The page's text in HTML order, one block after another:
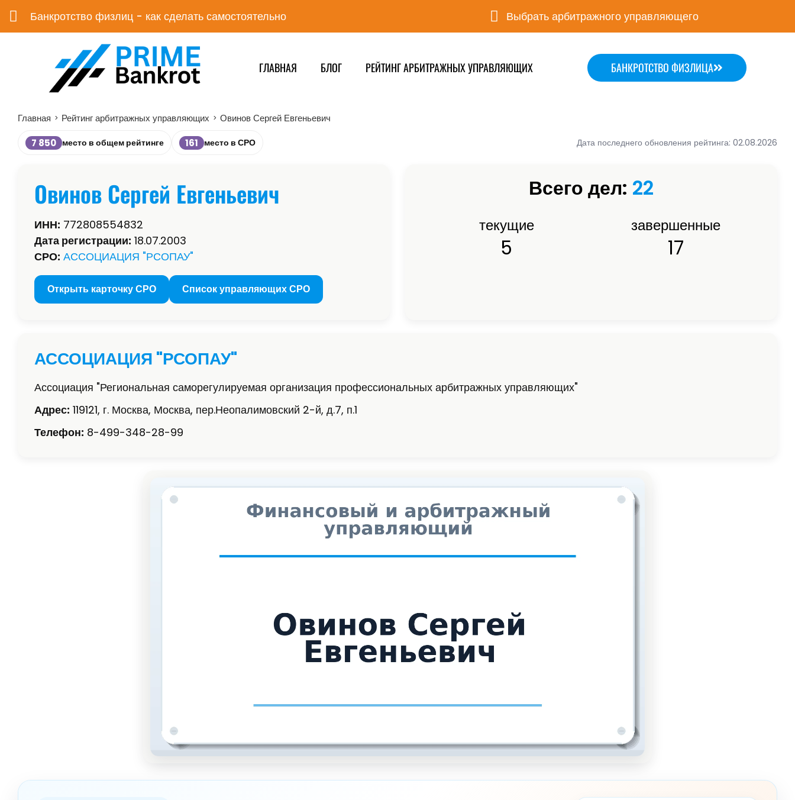
Банкротство физлиц - как сделать самостоятельно Выбрать арбитражного управляющего
ГЛАВНАЯ БЛОГ РЕЙТИНГ АРБИТРАЖНЫХ УПРАВЛЯЮЩИХ БАНКРОТСТВО ФИЗЛИЦА
Главная > Рейтинг арбитражных управляющих > Овинов Сергей Евгеньевич
7 850 место в общем рейтинге 161 место в СРО Дата последнего обновления рейтинга: 02.08.2026
Овинов Сергей Евгеньевич
ИНН: 772808554832
Дата регистрации: 18.07.2003
СРО: АССОЦИАЦИЯ "РСОПАУ"
Открыть карточку СРО Список управляющих СРО
Всего дел: 22
текущие
5
завершенные
17
АССОЦИАЦИЯ "РСОПАУ"
Ассоциация "Региональная саморегулируемая организация профессиональных арбитражных управляющих"
Адрес: 119121, г. Москва, Москва, пер.Неопалимовский 2-й, д.7, п.1
Телефон: 8-499-348-28-99